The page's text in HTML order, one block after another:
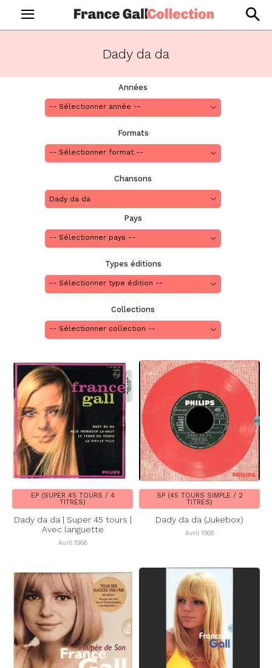
Dady da da
Années
Formats
Chansons
Dady da da
Pays
Types éditions
Collections
EP (SUPER 45 TOURS / 4
TITRES)
Dady da da | Super 45 tours |
Avec languette
Avril 1968
SP (45 TOURS SIMPLE / 2
TITRES)
Dady da da (Jukebox)
Avril 1968